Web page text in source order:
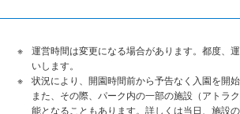
運営時間は変更になる場合があります。都度、
いします。
状況により、開園時間前から予告なく入園を開始
また、その際、パーク内の一部の施設（アトラ
能となることもあります。詳しくは当日、施設